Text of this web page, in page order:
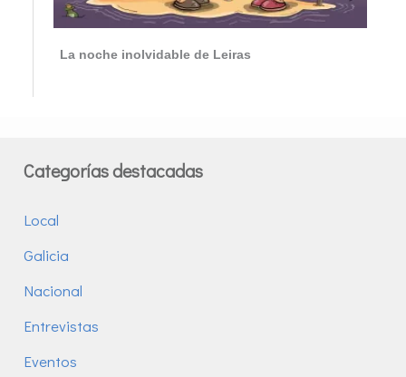
La noche inolvidable de Leiras
Categorías destacadas
Local
Galicia
Nacional
Entrevistas
Eventos